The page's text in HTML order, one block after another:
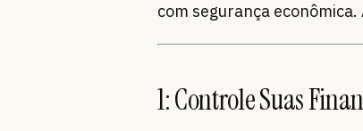
com segurança
1: Controle Suas